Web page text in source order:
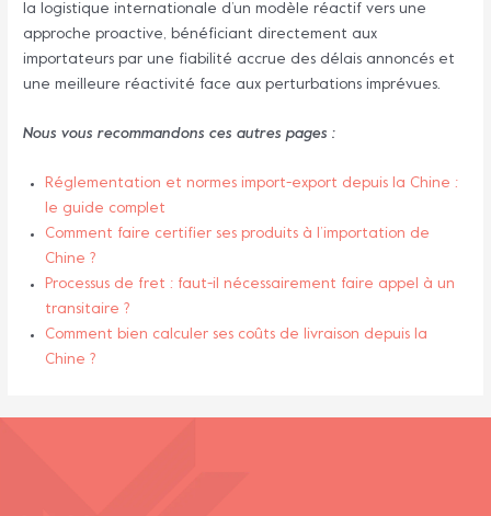
la logistique internationale d’un modèle réactif vers une
approche proactive, bénéficiant directement aux
importateurs par une fiabilité accrue des délais annoncés et
une meilleure réactivité face aux perturbations imprévues.
Nous vous recommandons ces autres pages :
Réglementation et normes import-export depuis la Chine :
le guide complet
Comment faire certifier ses produits à l’importation de
Chine ?
Processus de fret : faut-il nécessairement faire appel à un
transitaire ?
Comment bien calculer ses coûts de livraison depuis la
Chine ?